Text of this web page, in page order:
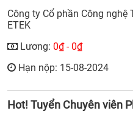
Công ty Cổ phần Công nghệ
ETEK
Lương: 0₫ - 0₫
Hạn nộp: 15-08-2024
Hot! Tuyển Chuyên viên